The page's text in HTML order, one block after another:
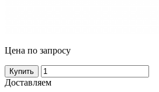
Цена по запросу
Купить
Доставляем